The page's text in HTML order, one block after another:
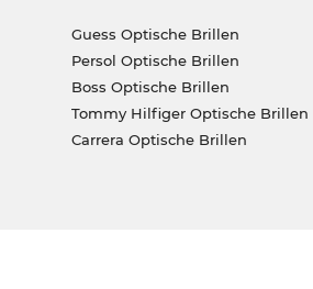
Guess Optische Brillen
Persol Optische Brillen
Boss Optische Brillen
Tommy Hilfiger Optische Brillen
Carrera Optische Brillen